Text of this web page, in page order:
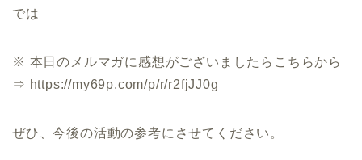
では
※ 本日のメルマガに感想がございましたらこちらから
⇒ https://my69p.com/p/r/r2fjJJ0g
ぜひ、今後の活動の参考にさせてください。